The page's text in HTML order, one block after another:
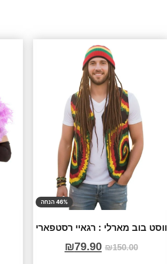
46% הנחה
ווסט בוב מארלי : רגאיי רסטפארי
₪150.00
₪79.90